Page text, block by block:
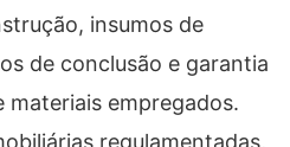
insumos de
de conclusão e garantia
empregados.